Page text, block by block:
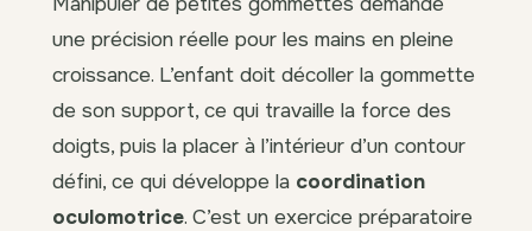
une précision réelle pour les mains en pleine
croissance. L’enfant doit décoller la gommette
de son support, ce qui travaille la force des
doigts, puis la placer à l’intérieur d’un contour
défini, ce qui développe la coordination
oculomotrice. C’est un exercice préparatoire